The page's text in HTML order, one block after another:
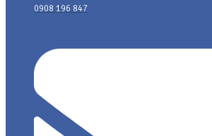
0908 196 847